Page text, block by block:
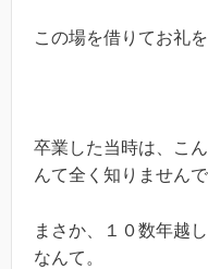
この場を借りてお礼
卒業した当時は、こ
んて全く知りませんで
まさか、１０数年越
なんて。